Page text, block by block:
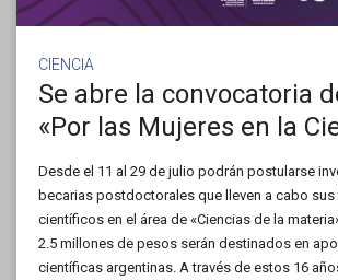
CIENCIA
Se abre la convocatoria
«Por las Mujeres en la
Desde el 11 al 29 de julio podrán postularse
becarias postdoctorales que lleven a cabo
científicos en el área de «Ciencias de la
2.5 millones de pesos serán destinados en
científicas argentinas. A través de estos 16